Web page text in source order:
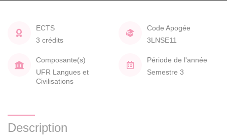
ECTS
3 crédits
Code Apogée
3LNSE11
Composante(s)
UFR Langues et
Civilisations
Période de l'année
Semestre 3
Description